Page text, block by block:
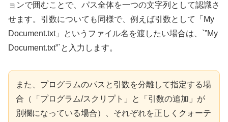
ョンで囲むことで、パス全体を一つの文字列として認識さ
せます。引数についても同様で、例えば引数として「My
Document.txt」というファイル名を渡したい場合は、`”My
Document.txt”`と入力します。
また、プログラムのパスと引数を分離して指定する場
合（「プログラム/スクリプト」と「引数の追加」が
別欄になっている場合）、それぞれを正しくクォーテ